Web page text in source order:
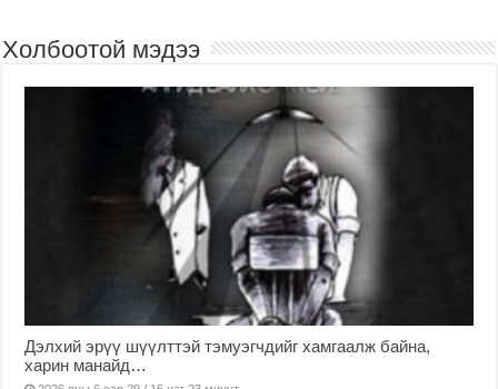
Холбоотой мэдээ
Дэлхий эрүү шүүлттэй тэмуэгчдийг хамгаалж байна,
харин манайд…